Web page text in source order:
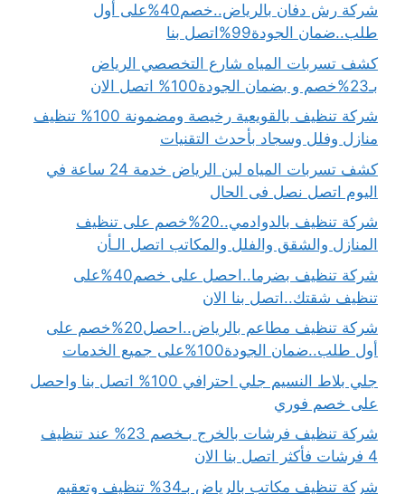
شركة رش دفان بالرياض..خصم40%على أول
طلب..ضمان الجودة99%اتصل بنا
كشف تسربات المياه شارع التخصصي الرياض
بـ23%خصم و بضمان الجودة100% اتصل الان
شركة تنظيف بالقويعية رخيصة ومضمونة 100% تنظيف
منازل وفلل وسجاد بأحدث التقنيات
كشف تسربات المياه لبن الرياض خدمة 24 ساعة في
اليوم اتصل نصل فى الحال
شركة تنظيف بالدوادمي..20%خصم على تنظيف
المنازل والشقق والفلل والمكاتب اتصل الـأن
شركة تنظيف بضرما..احصل على خصم40%على
تنظيف شقتك..اتصل بنا الان
شركة تنظيف مطاعم بالرياض..احصل20%خصم على
أول طلب..ضمان الجودة100%على جميع الخدمات
جلي بلاط النسيم جلي احترافي 100% اتصل بنا واحصل
على خصم فوري
شركة تنظيف فرشات بالخرج بـخصم 23% عند تنظيف
4 فرشات فأكثر اتصل بنا الان
شركة تنظيف مكاتب بالرياض بـ34% تنظيف وتعقيم